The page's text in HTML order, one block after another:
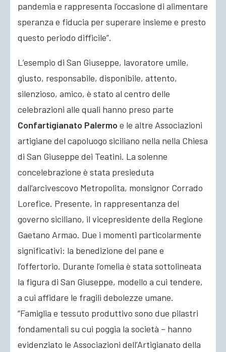
pandemia e rappresenta l’occasione di alimentare
speranza e fiducia per superare insieme e presto
questo periodo difficile”.
L’esempio di San Giuseppe, lavoratore umile,
giusto, responsabile, disponibile, attento,
silenzioso, amico, è stato al centro delle
celebrazioni alle quali hanno preso parte
Confartigianato Palermo e le altre Associazioni
artigiane del capoluogo siciliano nella nella Chiesa
di San Giuseppe dei Teatini. La solenne
concelebrazione è stata presieduta
dall’arcivescovo Metropolita, monsignor Corrado
Lorefice. Presente, in rappresentanza del
governo siciliano, il vicepresidente della Regione
Gaetano Armao. Due i momenti particolarmente
significativi: la benedizione del pane e
l’offertorio. Durante l’omelia è stata sottolineata
la figura di San Giuseppe, modello a cui tendere,
a cui affidare le fragili debolezze umane.
“Famiglia e tessuto produttivo sono due pilastri
fondamentali su cui poggia la società – hanno
evidenziato le Associazioni dell’Artigianato della